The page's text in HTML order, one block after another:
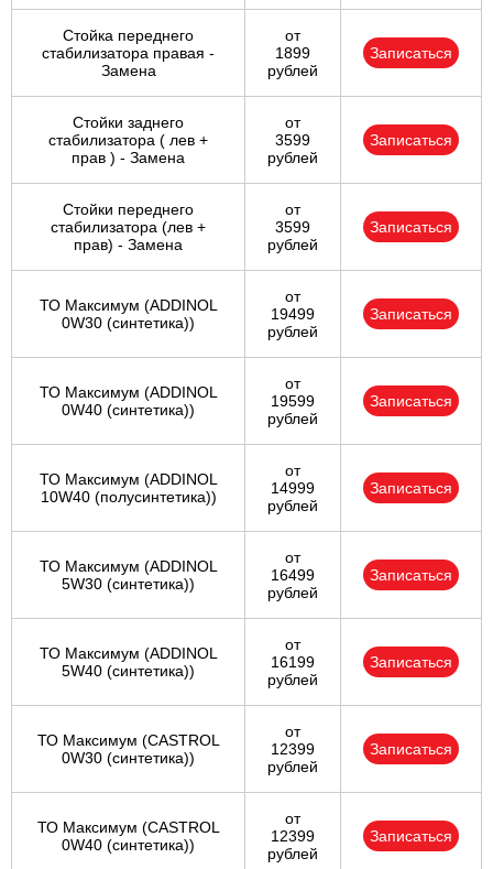
Стойка переднего
стабилизатора правая -
Замена
от
1899
рублей
Записаться
Стойки заднего
стабилизатора ( лев +
прав ) - Замена
от
3599
рублей
Записаться
Стойки переднего
стабилизатора (лев +
прав) - Замена
от
3599
рублей
Записаться
ТО Максимум (ADDINOL
0W30 (синтетика))
от
19499
рублей
Записаться
ТО Максимум (ADDINOL
0W40 (синтетика))
от
19599
рублей
Записаться
ТО Максимум (ADDINOL
10W40 (полусинтетика))
от
14999
рублей
Записаться
ТО Максимум (ADDINOL
5W30 (синтетика))
от
16499
рублей
Записаться
ТО Максимум (ADDINOL
5W40 (синтетика))
от
16199
рублей
Записаться
ТО Максимум (CASTROL
0W30 (синтетика))
от
12399
рублей
Записаться
ТО Максимум (CASTROL
0W40 (синтетика))
от
12399
рублей
Записаться